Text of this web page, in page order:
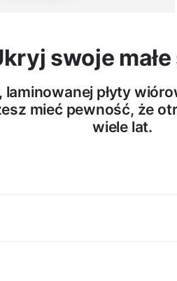
swoje
laminowanej płyty
mieć pewność, że
wiele lat.
regulowany i płynnie